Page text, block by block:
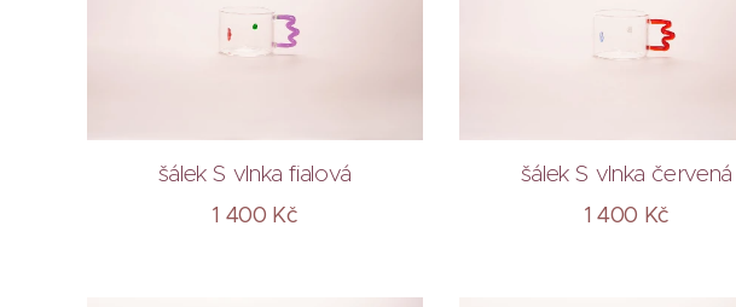
šálek S vlnka fialová
1 400 Kč
šálek S vlnka červená
1 400 Kč